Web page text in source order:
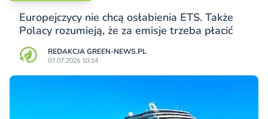
Europejczycy nie chcą osłabienia ETS. Także
Polacy rozumieją, że za emisje trzeba płacić
REDAKCJA GREEN-NEWS.PL
07.07.2026 10:14